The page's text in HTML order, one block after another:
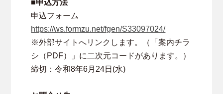
■申込方法
申込フォーム
https://ws.formzu.net/fgen/S33097024/
※外部サイトへリンクします。（「案内チラ
シ（PDF）」に二次元コードがあります。）
締切：令和8年6月24日(水)